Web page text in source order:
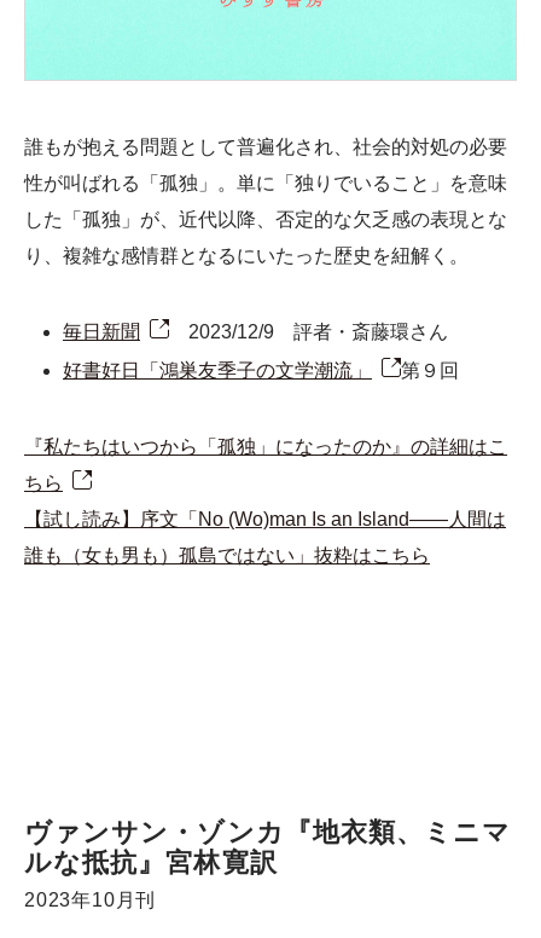
誰もが抱える問題として普遍化され、社会的対処の必要
性が叫ばれる「孤独」。単に「独りでいること」を意味
した「孤独」が、近代以降、否定的な欠乏感の表現とな
り、複雑な感情群となるにいたった歴史を紐解く。
毎日新聞
2023/12/9 評者・斎藤環さん
好書好日「鴻巣友季子の文学潮流」
第９回
『私たちはいつから「孤独」になったのか』の詳細はこ
ちら
【試し読み】序文「No (Wo)man Is an Island――人間は
誰も（女も男も）孤島ではない」抜粋はこちら
ヴァンサン・ゾンカ『地衣類、ミニマ
ルな抵抗』宮林寛訳
2023年10月刊